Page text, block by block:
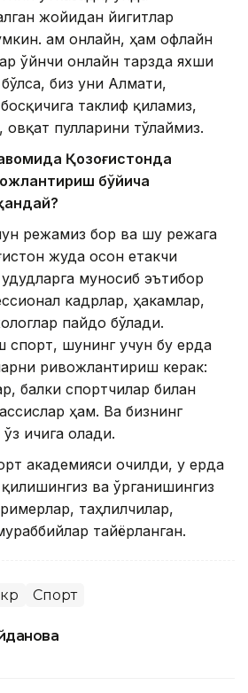
жойидан йигитлар
Ҳам онлайн, ҳам офлайн
ўйнчи онлайн тарзда яхши
биз уни Алмати,
таклиф қиламиз,
пулларини тўлаймиз.
Қозоғистонда
бўйича
режамиз бор ва шу режага
жуда осон етакчи
муносиб эътибор
кадрлар, ҳакамлар,
пайдо бўлади.
спорт, шунинг учун бу ерда
ривожлантириш керак:
балки спортчилар билан
ҳам. Ва бизнинг
ичига олади.
академияси очилди, у ерда
ва ўрганишингиз
таҳлилчилар,
тайёрланган.
Спорт